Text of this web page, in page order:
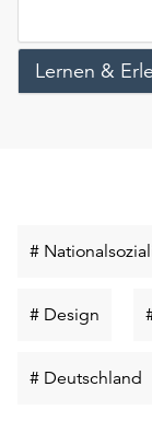
Lernen &
#
# Design
# Deutschland